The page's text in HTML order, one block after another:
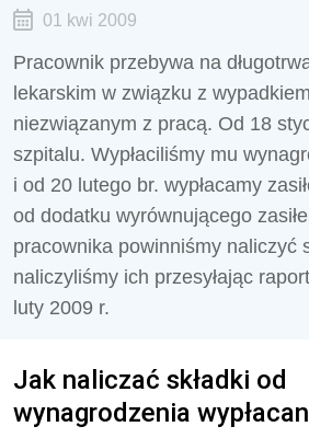
01 kwi 2009
Pracownik przebywa na
lekarskim w związku z
niezwiązanym z pracą. Od 18
szpitalu. Wypłaciliśmy mu
i od 20 lutego br. wypłacamy
od dodatku wyrównującego
pracownika powinniśmy naliczyć
naliczyliśmy ich przesyłając
luty 2009 r.
Jak naliczać składki od
wynagrodzenia